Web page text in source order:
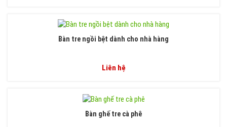
Bàn tre ngồi bệt dành cho nhà hàng
Liên hệ
Bàn ghế tre cà phê